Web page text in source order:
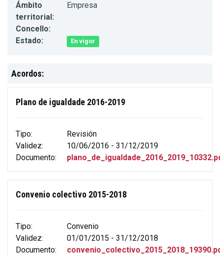
Ámbito
territorial:
Empresa
Concello:
Estado:
En vigor
Acordos:
Plano de igualdade 2016-2019
Tipo:
Revisión
Validez:
10/06/2016 - 31/12/2019
Documento:
Convenio colectivo 2015-2018
Tipo:
Convenio
Validez:
01/01/2015 - 31/12/2018
Documento: